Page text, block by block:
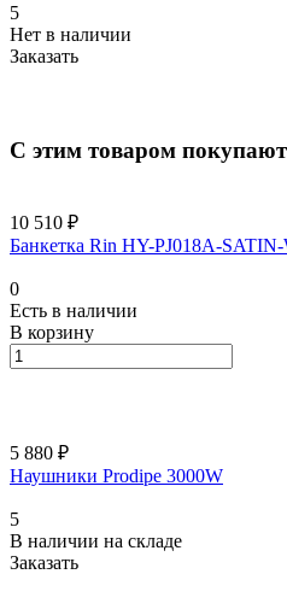
5
Нет в наличии
Заказать
С этим товаром покупают
10 510 ₽
Банкетка Rin HY-PJ018A-
0
Есть в наличии
В корзину
5 880 ₽
Наушники Prodipe 3000W
5
В наличии на складе
Заказать